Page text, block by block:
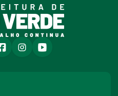
instagramyoutube